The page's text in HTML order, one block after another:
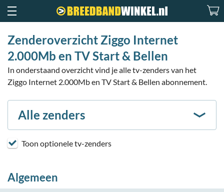
Zenderoverzicht Ziggo Internet
2.000Mb en TV Start & Bellen
In onderstaand overzicht vind je alle tv-zenders van het
Ziggo Internet 2.000Mb en TV Start & Bellen abonnement.
Alle zenders
Toon optionele tv-zenders
Algemeen